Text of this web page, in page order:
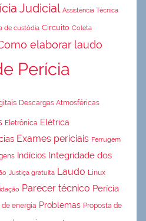
Judicial Assistência Técnica
de custódia Circuito Coleta
elaborar laudo
Perícia
Descargas Atmosféricas
Eletrônica Elétrica
Exames periciais Ferrugem
Indícios Integridade dos
Justiça gratuita Laudo Linux
Parecer técnico Perícia
de energia Problemas Proposta de